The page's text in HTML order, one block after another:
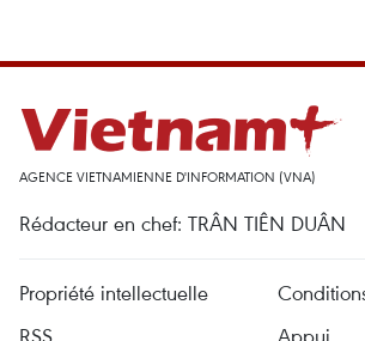
AGENCE VIETNAMIENNE D'INFORMATION (VNA)
Rédacteur en chef: TRÂN TIÊN DUÂN
Propriété intellectuelle